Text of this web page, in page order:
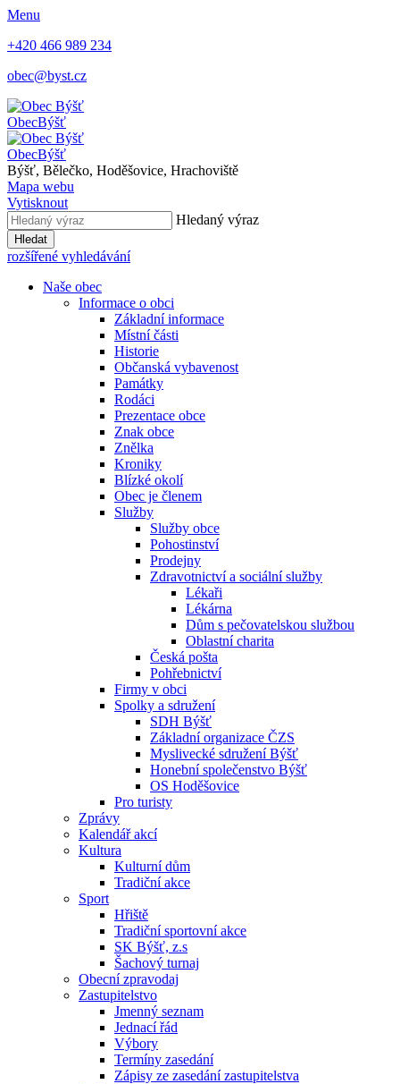
Menu
+420 466 989 234
obec@byst.cz
ObecBýšť
ObecBýšť
Býšť, Bělečko, Hoděšovice, Hrachoviště
Mapa webu
Vytisknout
Hledaný výraz
Hledat
rozšířené vyhledávání
Naše obec
Informace o obci
Základní informace
Místní části
Historie
Občanská vybavenost
Památky
Rodáci
Prezentace obce
Znak obce
Znělka
Kroniky
Blízké okolí
Obec je členem
Služby
Služby obce
Pohostinství
Prodejny
Zdravotnictví a sociální služby
Lékaři
Lékárna
Dům s pečovatelskou službou
Oblastní charita
Česká pošta
Pohřebnictví
Firmy v obci
Spolky a sdružení
SDH Býšť
Základní organizace ČZS
Myslivecké sdružení Býšť
Honební společenstvo Býšť
OS Hoděšovice
Pro turisty
Zprávy
Kalendář akcí
Kultura
Kulturní dům
Tradiční akce
Sport
Hřiště
Tradiční sportovní akce
SK Býšť, z.s
Šachový turnaj
Obecní zpravodaj
Zastupitelstvo
Jmenný seznam
Jednací řád
Výbory
Termíny zasedání
Zápisy ze zasedání zastupitelstva